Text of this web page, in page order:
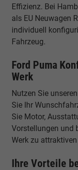
Effizienz. Bei
als EU Neuwagen
individuell
Fahrzeug.
Ford Puma
Werk
Nutzen Sie
Sie Ihr
Sie Motor,
Vorstellungen und
Werk zu
Ihre Vorteile